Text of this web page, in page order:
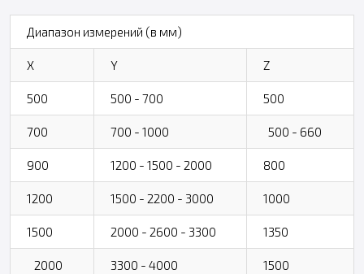
Диапазон измерений (в мм)
X Y Z
500 500 - 700 500
700 700 - 1000 500 - 660
900 1200 - 1500 - 2000 800
1200 1500 - 2200 - 3000 1000
1500 2000 - 2600 - 3300 1350
2000 3300 - 4000 1500